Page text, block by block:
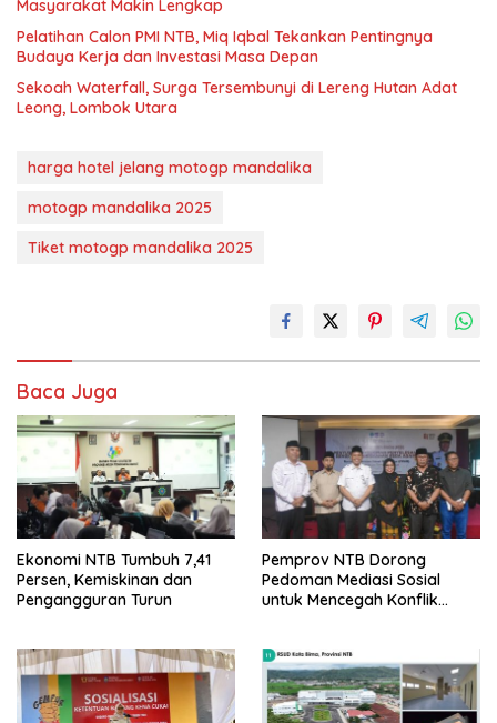
Masyarakat Makin Lengkap
Pelatihan Calon PMI NTB, Miq Iqbal Tekankan Pentingnya
Budaya Kerja dan Investasi Masa Depan
Sekoah Waterfall, Surga Tersembunyi di Lereng Hutan Adat
Leong, Lombok Utara
harga hotel jelang motogp mandalika
motogp mandalika 2025
Tiket motogp mandalika 2025
Baca Juga
Ekonomi NTB Tumbuh 7,41
Persen, Kemiskinan dan
Pengangguran Turun
Pemprov NTB Dorong
Pedoman Mediasi Sosial
untuk Mencegah Konflik